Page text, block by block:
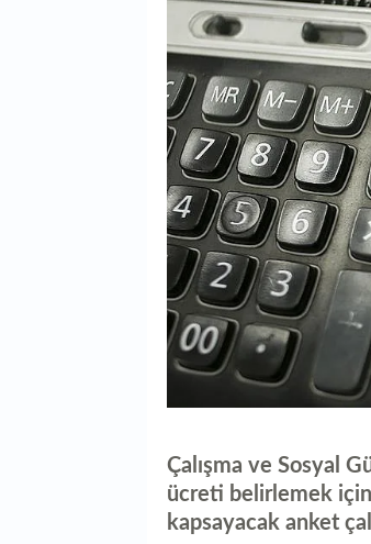
Çalışma ve Sosyal
ücreti belirlemek
kapsayacak anket